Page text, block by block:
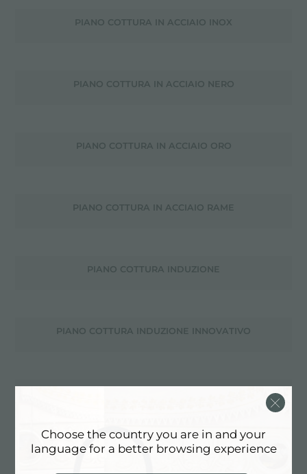
PIANO COTTURA IN ACCIAIO INOX
PIANO COTTURA IN ACCIAIO NERO
PIANO COTTURA IN ACCIAIO ORO
PIANO COTTURA IN ACCIAIO RAME
PIANO COTTURA INDUZIONE
PIANO COTTURA INDUZIONE INNOVATIVO
PIANO COTTURA S4000 DOMINO INDUCTION 7325 455
PIANO COTTURA S4000 DOMINO INDUCTION 7341 255
Choose the country you are in and your
language for a better browsing experience